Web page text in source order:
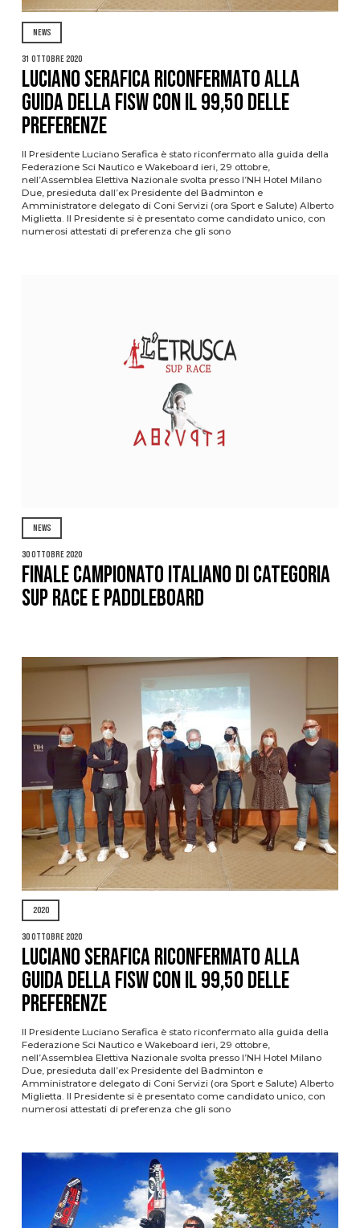
NEWS
31 Ottobre 2020
Luciano Serafica riconfermato alla
guida della FISW con il 99,50 delle
preferenze
Il Presidente Luciano Serafica è stato riconfermato alla guida della
Federazione Sci Nautico e Wakeboard ieri, 29 ottobre,
nell’Assemblea Elettiva Nazionale svolta presso l’NH Hotel Milano
Due, presieduta dall’ex Presidente del Badminton e
Amministratore delegato di Coni Servizi (ora Sport e Salute) Alberto
Miglietta. Il Presidente si è presentato come candidato unico, con
numerosi attestati di preferenza che gli sono
NEWS
30 Ottobre 2020
Finale campionato italiano di categoria
sup race e paddleboard
2020
30 Ottobre 2020
Luciano Serafica riconfermato alla
guida della FISW con il 99,50 delle
preferenze
Il Presidente Luciano Serafica è stato riconfermato alla guida della
Federazione Sci Nautico e Wakeboard ieri, 29 ottobre,
nell’Assemblea Elettiva Nazionale svolta presso l’NH Hotel Milano
Due, presieduta dall’ex Presidente del Badminton e
Amministratore delegato di Coni Servizi (ora Sport e Salute) Alberto
Miglietta. Il Presidente si è presentato come candidato unico, con
numerosi attestati di preferenza che gli sono